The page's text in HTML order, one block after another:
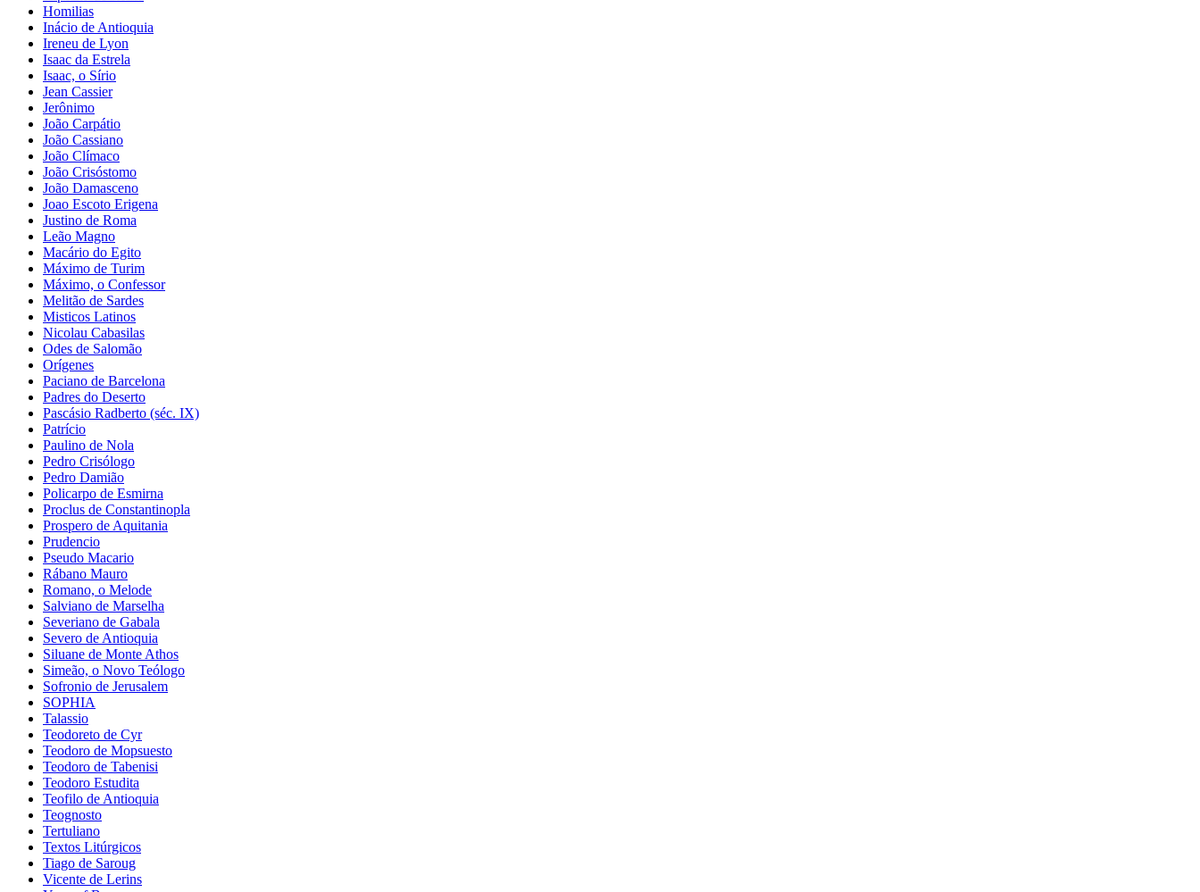
Homilias
Inácio de Antioquia
Ireneu de Lyon
Isaac da Estrela
Isaac, o Sírio
Jean Cassier
Jerônimo
João Carpátio
João Cassiano
João Clímaco
João Crisóstomo
João Damasceno
Joao Escoto Erigena
Justino de Roma
Leão Magno
Macário do Egito
Máximo de Turim
Máximo, o Confessor
Melitão de Sardes
Misticos Latinos
Nicolau Cabasilas
Odes de Salomão
Orígenes
Paciano de Barcelona
Padres do Deserto
Pascásio Radberto (séc. IX)
Patrício
Paulino de Nola
Pedro Crisólogo
Pedro Damião
Policarpo de Esmirna
Proclus de Constantinopla
Prospero de Aquitania
Prudencio
Pseudo Macario
Rábano Mauro
Romano, o Melode
Salviano de Marselha
Severiano de Gabala
Severo de Antioquia
Siluane de Monte Athos
Simeão, o Novo Teólogo
Sofronio de Jerusalem
SOPHIA
Talassio
Teodoreto de Cyr
Teodoro de Mopsuesto
Teodoro de Tabenisi
Teodoro Estudita
Teofilo de Antioquia
Teognosto
Tertuliano
Textos Litúrgicos
Tiago de Saroug
Vicente de Lerins